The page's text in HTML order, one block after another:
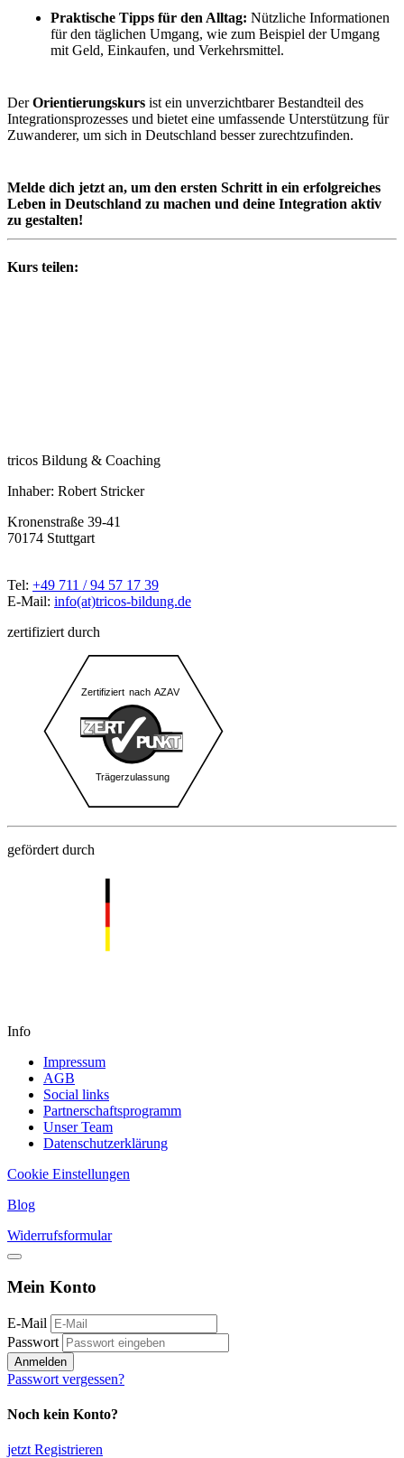
Praktische Tipps für den Alltag: Nützliche Informationen
für den täglichen Umgang, wie zum Beispiel der Umgang
mit Geld, Einkaufen, und Verkehrsmittel.
DerOrientierungskurs ist ein unverzichtbarer Bestandteil des
Integrationsprozesses und bietet eine umfassende Unterstützung für
Zuwanderer, um sich in Deutschland besser zurechtzufinden.
Melde dich jetzt an, um den ersten Schritt in ein erfolgreiches
Leben in Deutschland zu machen und deine Integration aktiv
zu gestalten!
Kurs teilen:
tricos Bildung & Coaching
Inhaber: Robert Stricker
Kronenstraße 39-41
70174 Stuttgart
Tel: +49 711 / 94 57 17 39
E-Mail: info(at)tricos-bildung.de
zertifiziert durch
gefördert durch
Info
Impressum
AGB
Social links
Partnerschaftsprogramm
Unser Team
Datenschutzerklärung
Cookie Einstellungen
Blog
Widerrufsformular
Mein Konto
E-Mail
Passwort
Anmelden
Passwort vergessen?
Noch kein Konto?
jetzt Registrieren